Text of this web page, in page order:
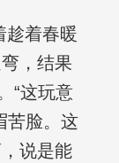
趁着春暖
，结果
“这玩意
苦脸。这
说是能